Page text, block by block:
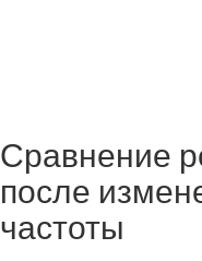
Сравнение
после
частоты